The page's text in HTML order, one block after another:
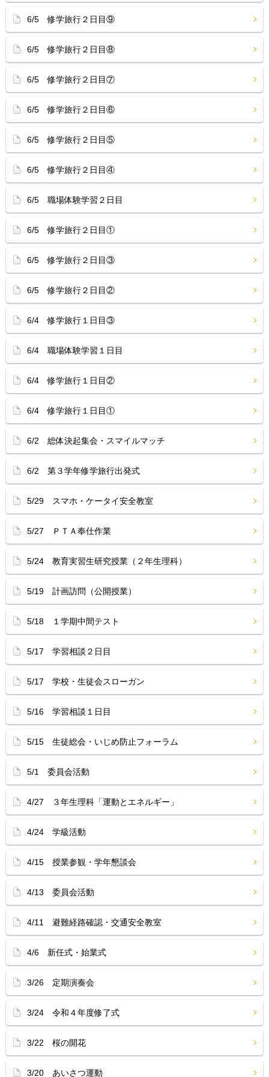
6/5 修学旅行２日目⑨
6/5 修学旅行２日目⑧
6/5 修学旅行２日目⑦
6/5 修学旅行２日目⑥
6/5 修学旅行２日目⑤
6/5 修学旅行２日目④
6/5 職場体験学習２日目
6/5 修学旅行２日目①
6/5 修学旅行２日目③
6/5 修学旅行２日目②
6/4 修学旅行１日目③
6/4 職場体験学習１日目
6/4 修学旅行１日目②
6/4 修学旅行１日目①
6/2 総体決起集会・スマイルマッチ
6/2 第３学年修学旅行出発式
5/29 スマホ・ケータイ安全教室
5/27 ＰＴＡ奉仕作業
5/24 教育実習生研究授業（２年生理科）
5/19 計画訪問（公開授業）
5/18 １学期中間テスト
5/17 学習相談２日目
5/17 学校・生徒会スローガン
5/16 学習相談１日目
5/15 生徒総会・いじめ防止フォーラム
5/1 委員会活動
4/27 ３年生理科「運動とエネルギー」
4/24 学級活動
4/15 授業参観・学年懇談会
4/13 委員会活動
4/11 避難経路確認・交通安全教室
4/6 新任式・始業式
3/26 定期演奏会
3/24 令和４年度修了式
3/22 桜の開花
3/20 あいさつ運動